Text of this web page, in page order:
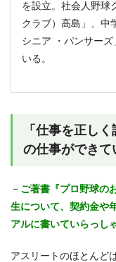
を設立。社会人野球
クラブ）高島」、中
シニア ・パンサー
いる。
「仕事を正し
の仕事ができて
－ご著書『プロ野球の
生について、契約金や
アルに書いていらっし
アスリートのほとんど